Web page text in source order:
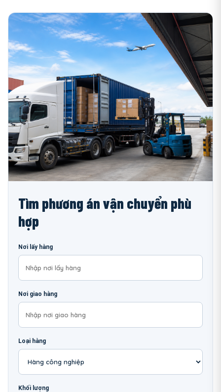
Tìm phương án vận chuyển phù
hợp
Nơi lấy hàng
Nơi giao hàng
Loại hàng
Khối lượng